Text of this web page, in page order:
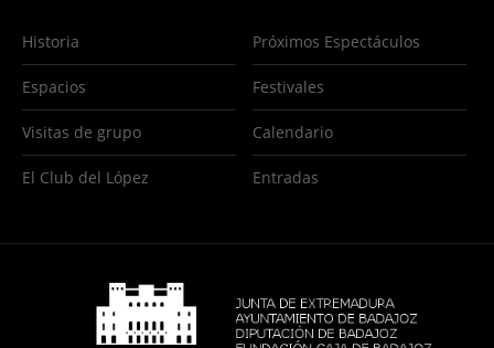
Historia
Espacios
Visitas de grupo
El Club del López
Próximos Espectáculos
Festivales
Calendario
Entradas